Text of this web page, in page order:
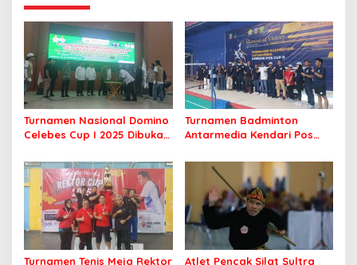
Turnamen Nasional Domino
Celebes Cup I 2025 Dibuka,
Perebutkan Hadiah Rp500
Juta
Turnamen Badminton
Antarmedia Kendari Pos
Silaturahmi Insan Pers
Turnamen Tenis Meja Rektor Atlet Pencak Silat Sultra